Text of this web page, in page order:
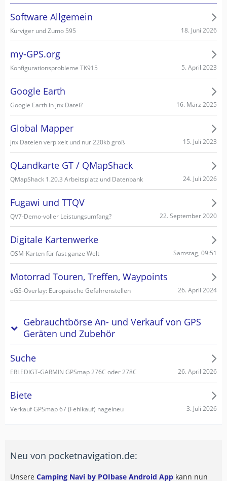
Software Allgemein
Kurviger und Zumo 595 18. Juni 2026
my-GPS.org
Konfigurationsprobleme TK915 5. April 2023
Google Earth
Google Earth in jnx Datei? 16. März 2025
Global Mapper
jnx Dateien verpixelt und nur 220kb groß 15. Juli 2023
QLandkarte GT / QMapShack
QMapShack 1.20.3 Arbeitsplatz und Datenbank 24. Juli 2026
Fugawi und TTQV
QV7-Demo-voller Leistungsumfang? 22. September 2020
Digitale Kartenwerke
OSM-Karten für fast ganze Welt Samstag, 09:51
Motorrad Touren, Treffen, Waypoints
eGS-Overlay: Europäische Gefahrenstellen 26. April 2024
Gebrauchtbörse An- und Verkauf von GPS
Geräten und Zubehör
Suche
ERLEDIGT-GARMIN GPSmap 276C oder 278C 26. April 2026
Biete
Verkauf GPSmap 67 (Fehlkauf) nagelneu 3. Juli 2026
Neu von pocketnavigation.de:
Unsere Camping Navi by POIbase Android App kann nun